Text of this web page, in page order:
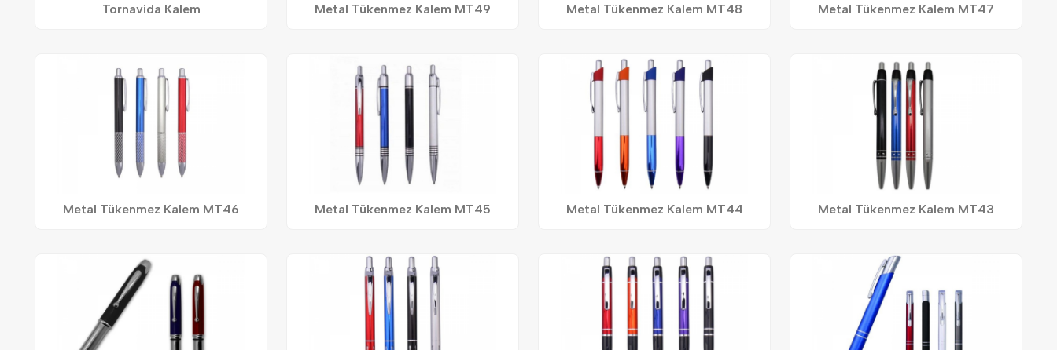
Tornavida Kalem Metal Tükenmez Kalem MT49 Metal Tükenmez Kalem MT48 Metal Tükenmez Kalem MT47
Metal Tükenmez Kalem MT46 Metal Tükenmez Kalem MT45 Metal Tükenmez Kalem MT44 Metal Tükenmez Kalem MT43